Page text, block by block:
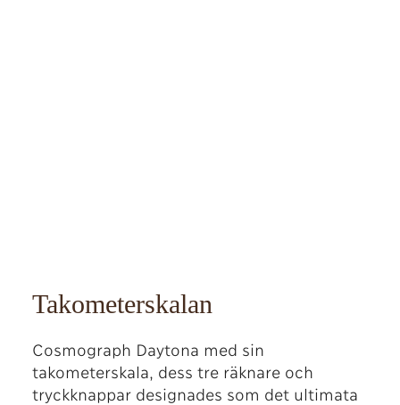
Takometerskalan
Cosmograph Daytona med sin
takometerskala, dess tre räknare och
tryckknappar designades som det ultimata